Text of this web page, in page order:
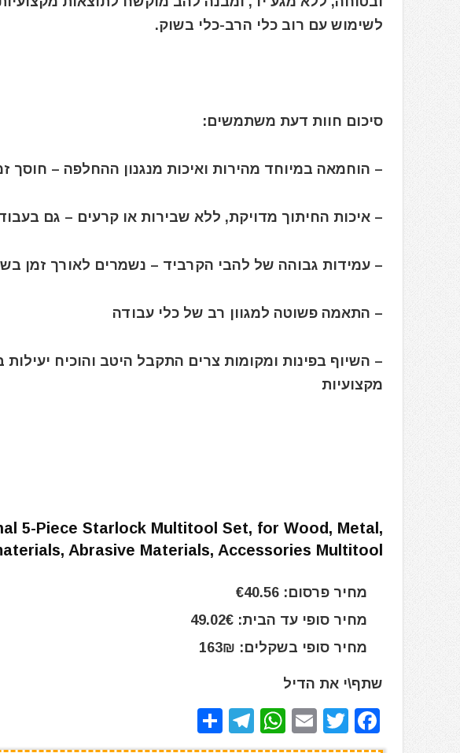
לשימוש עם רוב כלי הרב-כלי בשוק.
סיכום חוות דעת משתמשים:
– הוחמאה במיוחד מהירות ואיכות מנגנון ההחלפה – חוסך
– איכות החיתוך מדויקת, ללא שבירות או קרעים – גם
– עמידות גבוהה של להבי הקרביד – נשמרים לאורך זמן
– התאמה פשוטה למגוון רב של כלי עבודה
– השיוף בפינות ומקומות צרים התקבל היטב והוכיח
מקצועיות
5-Piece Starlock Multitool Set, for Wood, Metal,
Abrasive Materials, Accessories Multitool
מחיר פרסום: €40.56
מחיר סופי עד הבית: 49.02€
מחיר סופי בשקלים: 163₪
שתף\י את הדיל
F
a
T
w
E
m
W
h
T
el
h